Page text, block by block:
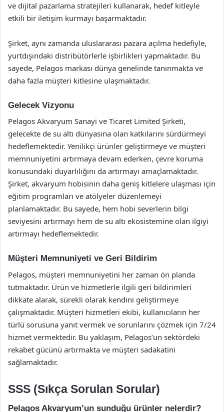
ve dijital pazarlama stratejileri kullanarak, hedef kitleyle
etkili bir iletişim kurmayı başarmaktadır.
Şirket, aynı zamanda uluslararası pazara açılma hedefiyle,
yurtdışındaki distribütörlerle işbirlikleri yapmaktadır. Bu
sayede, Pelagos markası dünya genelinde tanınmakta ve
daha fazla müşteri kitlesine ulaşmaktadır.
Gelecek Vizyonu
Pelagos Akvaryum Sanayi ve Ticaret Limited Şirketi,
gelecekte de su altı dünyasına olan katkılarını sürdürmeyi
hedeflemektedir. Yenilikçi ürünler geliştirmeye ve müşteri
memnuniyetini artırmaya devam ederken, çevre koruma
konusundaki duyarlılığını da artırmayı amaçlamaktadır.
Şirket, akvaryum hobisinin daha geniş kitlelere ulaşması için
eğitim programları ve atölyeler düzenlemeyi
planlamaktadır. Bu sayede, hem hobi severlerin bilgi
seviyesini artırmayı hem de su altı ekosistemine olan ilgiyi
artırmayı hedeflemektedir.
Müşteri Memnuniyeti ve Geri Bildirim
Pelagos, müşteri memnuniyetini her zaman ön planda
tutmaktadır. Ürün ve hizmetlerle ilgili geri bildirimleri
dikkate alarak, sürekli olarak kendini geliştirmeye
çalışmaktadır. Müşteri hizmetleri ekibi, kullanıcıların her
türlü sorusuna yanıt vermek ve sorunlarını çözmek için 7/24
hizmet vermektedir. Bu yaklaşım, Pelagos’un sektördeki
rekabet gücünü artırmakta ve müşteri sadakatini
sağlamaktadır.
SSS (Sıkça Sorulan Sorular)
Pelagos Akvaryum’un sunduğu ürünler nelerdir?